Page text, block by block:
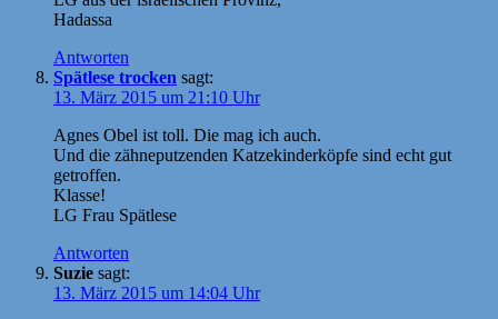
Hadassa
Antworten
Spätlese trocken sagt:
13. März 2015 um 21:10 Uhr
Agnes Obel ist toll. Die mag ich auch.
Und die zähneputzenden Katzekinderköpfe sind echt gut
getroffen.
Klasse!
LG Frau Spätlese
Antworten
Suzie sagt:
13. März 2015 um 14:04 Uhr